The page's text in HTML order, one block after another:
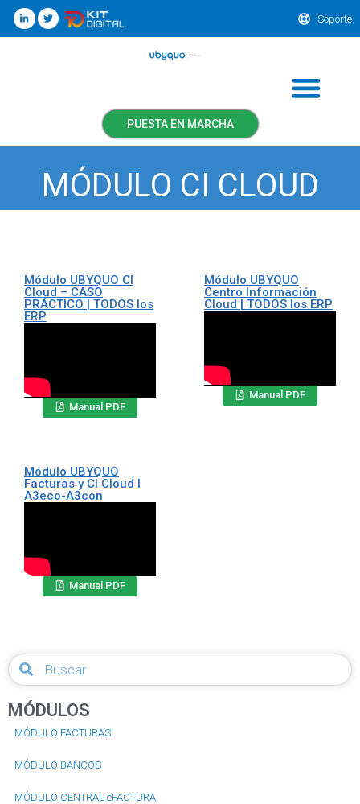
Soporte
PUESTA EN MARCHA
MÓDULO CI CLOUD
Módulo UBYQUO CI
Cloud – CASO
PRÁCTICO | TODOS los
ERP
Manual PDF
Módulo UBYQUO
Centro Información
Cloud | TODOS los ERP
Manual PDF
Módulo UBYQUO
Facturas y CI Cloud I
A3eco-A3con
Manual PDF
MÓDULOS
MÓDULO FACTURAS
MÓDULO BANCOS
MÓDULO CENTRAL eFACTURA